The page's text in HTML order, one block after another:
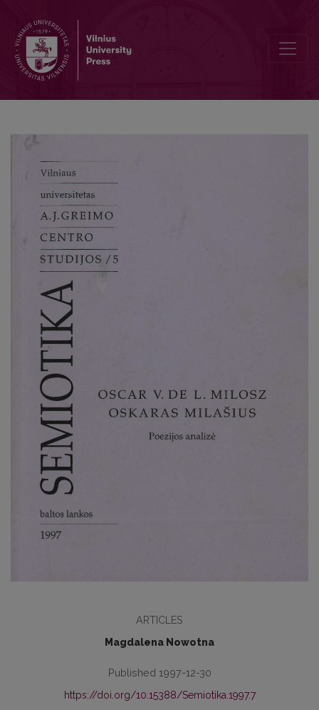
ARTICLES
Magdalena Nowotna
Published 1997-12-30
https://doi.org/10.15388/Semiotika.1997.7